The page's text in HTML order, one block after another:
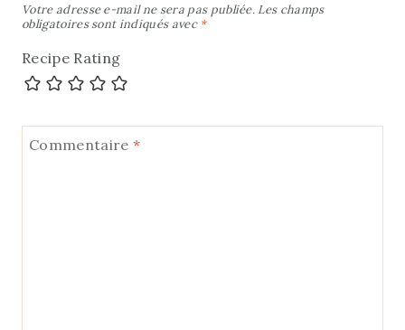
Votre adresse e-mail ne sera pas publiée. Les champs
obligatoires sont indiqués avec *
Recipe Rating
Commentaire *